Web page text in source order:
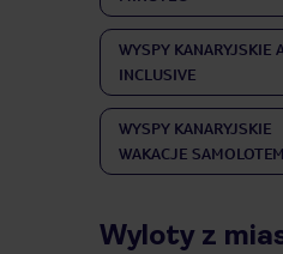
WYSPY KANARYJSKIE
INCLUSIVE
WYSPY KANARYJSKIE
WAKACJE SAMOLOTEM
Wyloty z